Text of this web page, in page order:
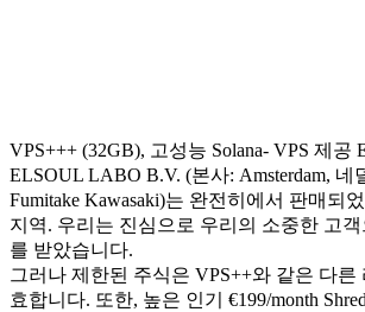
VPS+++ (32GB), 고성능 Solana- VPS 제공
ELSOUL LABO B.V. (본사: Amsterdam, 네
Fumitake Kawasaki)는 완전히에서 판매되
지역. 우리는 진심으로 우리의 소중한 고객
를 받았습니다.
그러나 제한된 주식은 VPS++와 같은 다른
효합니다. 또한, 높은 인기 €199/month